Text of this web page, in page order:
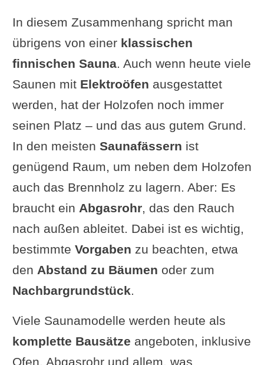
In diesem Zusammenhang spricht man
übrigens von einer klassischen
finnischen Sauna. Auch wenn heute viele
Saunen mit Elektroöfen ausgestattet
werden, hat der Holzofen noch immer
seinen Platz – und das aus gutem Grund.
In den meisten Saunafässern ist
genügend Raum, um neben dem Holzofen
auch das Brennholz zu lagern. Aber: Es
braucht ein Abgasrohr, das den Rauch
nach außen ableitet. Dabei ist es wichtig,
bestimmte Vorgaben zu beachten, etwa
den Abstand zu Bäumen oder zum
Nachbargrundstück.
Viele Saunamodelle werden heute als
komplette Bausätze angeboten, inklusive
Ofen, Abgasrohr und allem, was